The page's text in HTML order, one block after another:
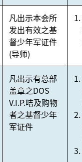
凡出示本会所
发出有效之基
督少年军证件
(导师)
凡出示有总部
盖章之DOS
V.I.P.咭及购物
者之基督少年
军证件